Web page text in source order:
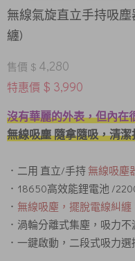
無線氣旋直立手持吸
纏)
售價 $ 4,280
特惠價 $ 3,990
沒有華麗的外表，但內在
無線吸塵 隨拿隨吸，清
．二用 直立/手持 無線吸塵
．18650高效能鋰電池 /
． 無線吸塵，擺脫電線糾
．渦輪分離式集塵，吸力不
．一鍵啟動，二段式吸力選